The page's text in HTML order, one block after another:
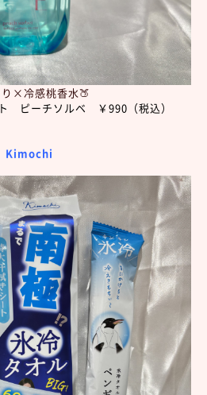
り×冷感桃香水🍑
ピーチソルベ ￥990（税込）
Kimochi